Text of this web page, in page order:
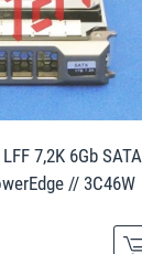
7,2K 6Gb SATA
// 3C46W